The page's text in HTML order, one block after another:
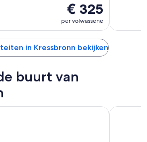
€ 325
per volwassene
in Kressbronn bekijken
buurt van